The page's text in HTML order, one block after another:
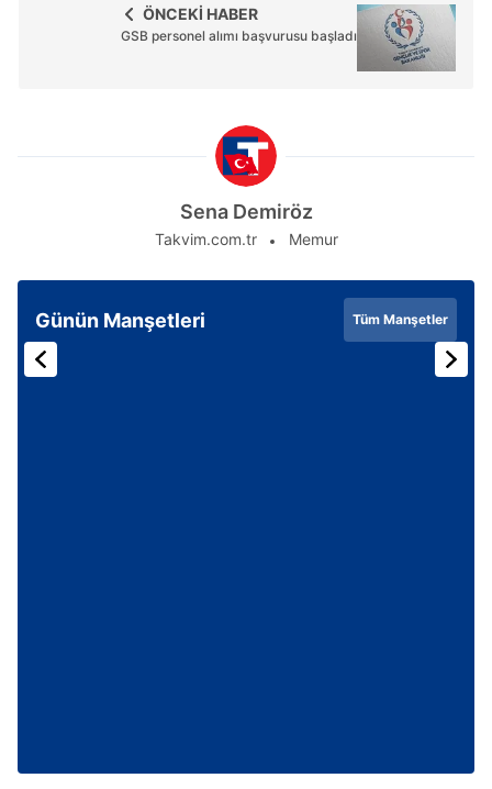
ÖNCEKİ HABER
GSB personel alımı başvurusu başladı
Sena Demiröz
Takvim.com.tr Memur
Günün Manşetleri Tüm Manşetler